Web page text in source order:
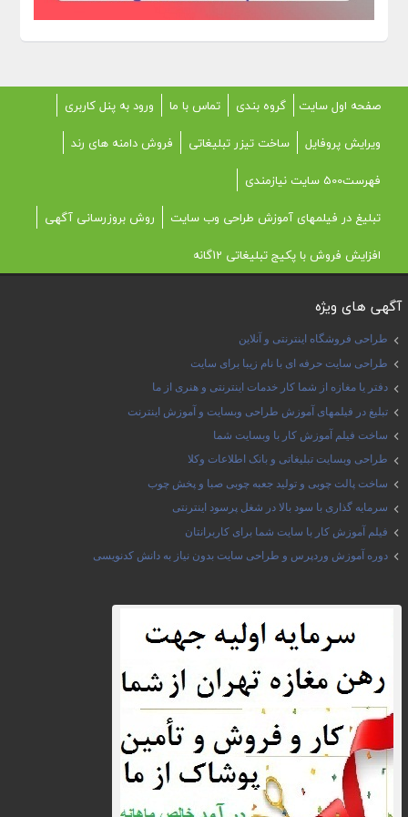
صفحه اول سایت گروه بندی تماس با ما
ورود به پنل کاربری
ویرایش پروفایل
ساخت تیزر تبلیغاتی
فروش دامنه های رند
فهرست500 سایت نیازمندی
تبلیغ در فیلمهای آموزش طراحی وب سایت
روش بروزرسانی آگهی
افزایش فروش با پکیج تبلیغاتی 12گانه
آگهی های ویژه
طراحی فروشگاه اینترنتی و آنلاین
طراحی سایت حرفه ای با نام زیبا برای سایت
دفتر یا مغازه از شما کار خدمات اینترنتی و هنری از ما
تبلیغ در فیلمهای آموزش طراحی وبسایت و آموزش اینترنت
ساخت فیلم آموزش کار با وبسایت شما
طراحی وبسایت تبلیغاتی و بانک اطلاعات وکلا
ساخت پالت چوبی و تولید جعبه چوبی صبا و پخش چوب
سرمایه گذاری با سود بالا در شغل پرسود اینترنتی
فیلم آموزش کار با سایت شما برای کاربرانتان
دوره آموزش وردپرس و طراحی سایت بدون نیاز به دانش کدنویسی